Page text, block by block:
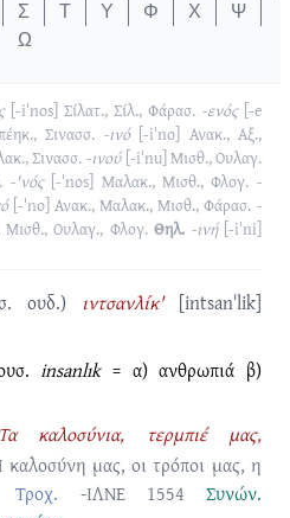
Σ Τ Υ Φ Χ
Ψ
Ω
[-iˈnos] Σίλατ., Σίλ., Φάρασ. -ενός [-e
Σινασσ. -ινό [-iˈno] Ανακ., Αξ.,
Σινασσ. -ινού [-iˈnu] Μισθ., Ουλαγ.
-'νός [-ˈnos] Μαλακ., Μισθ., Φλογ. -
[-ˈno] Ανακ., Μαλακ., Μισθ., Φάρασ. -
Μισθ., Ουλαγ., Φλογ. Θηλ. -ινή [-iˈni]
ουδ.) ιντσανλίκ' [intsanˈlik]
insanlık= α) ανθρωπιά β)
Τα καλοσύνια, τερμπιέ μας,
καλοσύνη μας, οι τρόποι μας, η
Τροχ. -ΙΛΝΕ 1554
Συνών.